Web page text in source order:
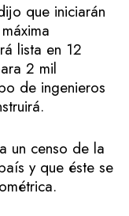
que iniciarán
lista en 12
2 mil
de ingenieros
un censo de la
y que éste se